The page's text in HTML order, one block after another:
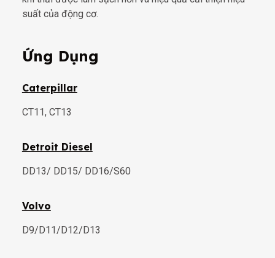
suất của động cơ.
Ứng Dụng
Caterpillar
CT11, CT13
Detroit Diesel
DD13/ DD15/ DD16/S60
Volvo
D9/D11/D12/D13